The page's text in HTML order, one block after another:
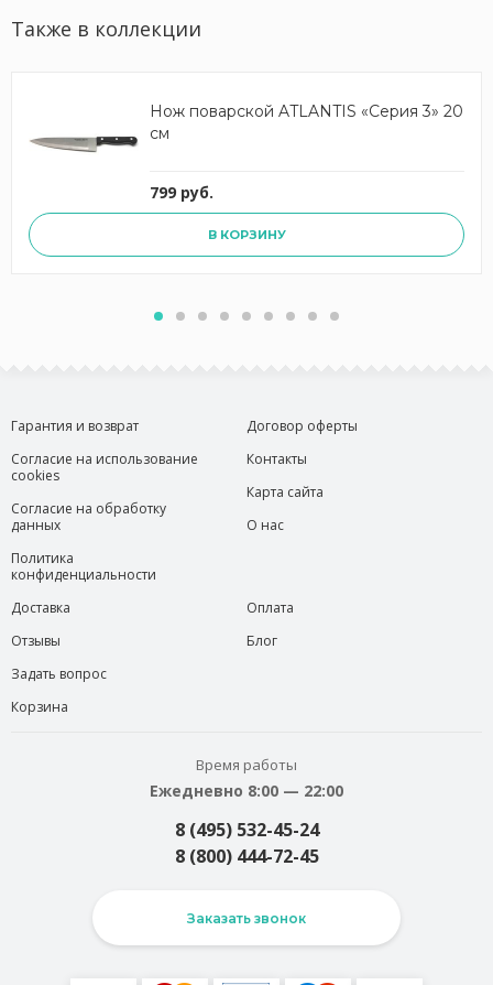
Также в коллекции
Нож поварской ATLANTIS «Серия 3» 20
см
799 руб.
В КОРЗИНУ
Гарантия и возврат
Согласие на использование
cookies
Согласие на обработку
данных
Политика
конфиденциальности
Договор оферты
Контакты
Карта сайта
О нас
Доставка
Отзывы
Задать вопрос
Корзина
Оплата
Блог
Время работы
Ежедневно 8:00 — 22:00
8 (495) 532-45-24
8 (800) 444-72-45
Заказать звонок